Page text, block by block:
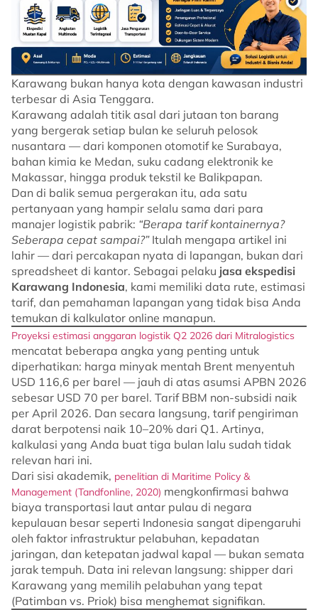
Karawang bukan hanya kota dengan kawasan industri
terbesar di Asia Tenggara.
Karawang adalah titik asal dari jutaan ton barang
yang bergerak setiap bulan ke seluruh pelosok
nusantara — dari komponen otomotif ke Surabaya,
bahan kimia ke Medan, suku cadang elektronik ke
Makassar, hingga produk tekstil ke Balikpapan.
Dan di balik semua pergerakan itu, ada satu
pertanyaan yang hampir selalu sama dari para
manajer logistik pabrik: “Berapa tarif kontainernya?
Seberapa cepat sampai?”Itulah mengapa artikel ini
lahir — dari percakapan nyata di lapangan, bukan dari
spreadsheet di kantor. Sebagai pelaku jasa ekspedisi
Karawang Indonesia, kami memiliki data rute, estimasi
tarif, dan pemahaman lapangan yang tidak bisa Anda
temukan di kalkulator online manapun.
Proyeksi estimasi anggaran logistik Q2 2026 dari Mitralogistics
mencatat beberapa angka yang penting untuk
diperhatikan: harga minyak mentah Brent menyentuh
USD 116,6 per barel — jauh di atas asumsi APBN 2026
sebesar USD 70 per barel. Tarif BBM non-subsidi naik
per April 2026. Dan secara langsung, tarif pengiriman
darat berpotensi naik 10–20% dari Q1. Artinya,
kalkulasi yang Anda buat tiga bulan lalu sudah tidak
relevan hari ini.
Dari sisi akademik, penelitian di Maritime Policy &
Management (Tandfonline, 2020) mengkonfirmasi bahwa
biaya transportasi laut antar pulau di negara
kepulauan besar seperti Indonesia sangat dipengaruhi
oleh faktor infrastruktur pelabuhan, kepadatan
jaringan, dan ketepatan jadwal kapal — bukan semata
jarak tempuh. Data ini relevan langsung: shipper dari
Karawang yang memilih pelabuhan yang tepat
(Patimban vs. Priok) bisa menghemat signifikan.